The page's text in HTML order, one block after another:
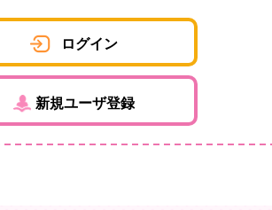
ログイン
新規ユーザ登録